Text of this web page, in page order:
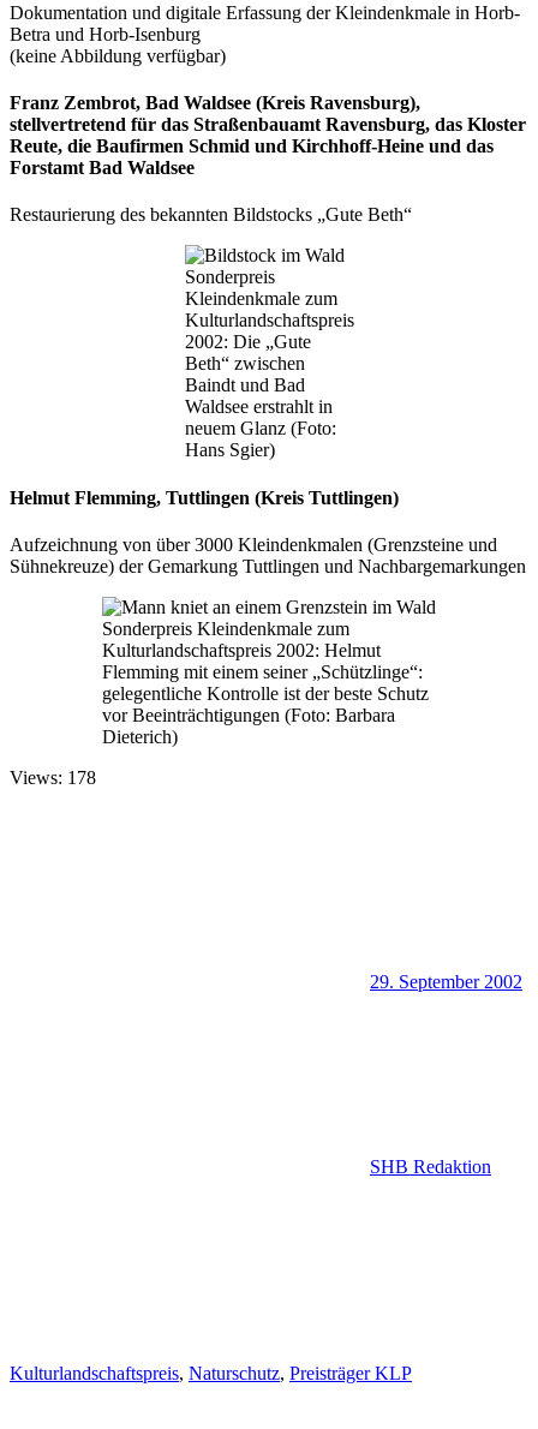
Dokumentation und digitale Erfassung der Kleindenkmale in Horb-
Betra und Horb-Isenburg
(keine Abbildung verfügbar)
Franz Zembrot, Bad Waldsee (Kreis Ravensburg),
stellvertretend für das Straßenbauamt Ra­vens­burg, das Kloster
Reute, die Baufirmen Schmid und Kirchhoff-Heine und das
Forstamt Bad Waldsee
Restaurierung des bekannten Bildstocks „Gute Beth“
Sonderpreis
Kleindenkmale zum
Kulturlandschaftspreis
2002: Die „Gute
Beth“ zwischen
Baindt und Bad
Waldsee erstrahlt in
neuem Glanz (Foto:
Hans Sgier)
Helmut Flemming, Tuttlingen (Kreis Tuttlingen)
Aufzeichnung von über 3000 Kleindenkmalen (Grenzsteine und
Sühnekreuze) der Gemarkung Tuttlingen und Nachbargemarkungen
Sonderpreis Kleindenkmale zum
Kulturlandschaftspreis 2002: Helmut
Flemming mit einem seiner „Schützlinge“:
gelegentliche Kontrolle ist der beste Schutz
vor Beeinträchtigungen (Foto: Barbara
Dieterich)
Views: 178
29. September 2002
SHB Redaktion
Kulturlandschaftspreis, Naturschutz, Preisträger KLP